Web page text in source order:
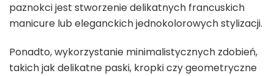
paznokci jest stworzenie delikatnych francuskich
manicure lub eleganckich jednokolorowych stylizacji.
Ponadto, wykorzystanie minimalistycznych zdobień,
takich jak delikatne paski, kropki czy geometryczne